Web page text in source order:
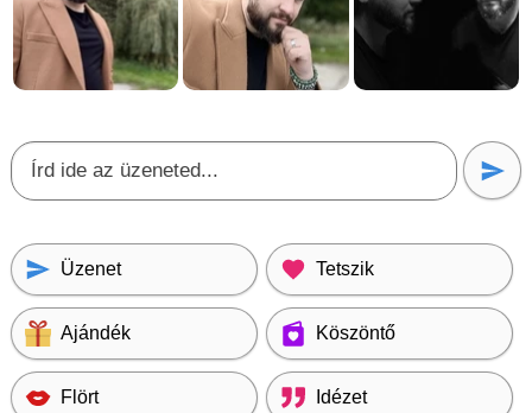
Üzenet Tetszik
Ajándék Köszöntő
Flört Idézet